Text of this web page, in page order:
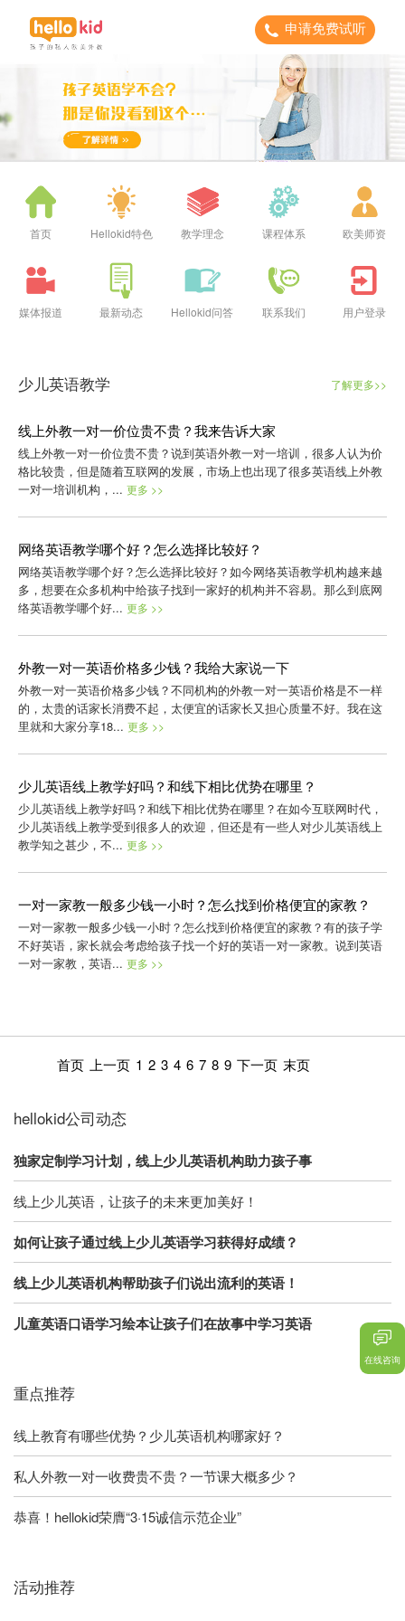
申请免费试听
首页 Hellokid特色 教学理念 课程体系 欧美师资
媒体报道 最新动态 Hellokid问答 联系我们 用户登录
少儿英语教学 了解更多>>
线上外教一对一价位贵不贵？我来告诉大家
线上外教一对一价位贵不贵？说到英语外教一对一培训，很多人认为价
格比较贵，但是随着互联网的发展，市场上也出现了很多英语线上外教
一对一培训机构，... 更多 >>
网络英语教学哪个好？怎么选择比较好？
网络英语教学哪个好？怎么选择比较好？如今网络英语教学机构越来越
多，想要在众多机构中给孩子找到一家好的机构并不容易。那么到底网
络英语教学哪个好... 更多 >>
外教一对一英语价格多少钱？我给大家说一下
外教一对一英语价格多少钱？不同机构的外教一对一英语价格是不一样
的，太贵的话家长消费不起，太便宜的话家长又担心质量不好。我在这
里就和大家分享18... 更多 >>
少儿英语线上教学好吗？和线下相比优势在哪里？
少儿英语线上教学好吗？和线下相比优势在哪里？在如今互联网时代，
少儿英语线上教学受到很多人的欢迎，但还是有一些人对少儿英语线上
教学知之甚少，不... 更多 >>
一对一家教一般多少钱一小时？怎么找到价格便宜的家教？
一对一家教一般多少钱一小时？怎么找到价格便宜的家教？有的孩子学
不好英语，家长就会考虑给孩子找一个好的英语一对一家教。说到英语
一对一家教，英语... 更多 >>
首页 上一页 1 2 3 4 6 7 8 9 下一页 末页
hellokid公司动态
独家定制学习计划，线上少儿英语机构助力孩子事
线上少儿英语，让孩子的未来更加美好！
如何让孩子通过线上少儿英语学习获得好成绩？
线上少儿英语机构帮助孩子们说出流利的英语！
儿童英语口语学习绘本让孩子们在故事中学习英语
重点推荐
线上教育有哪些优势？少儿英语机构哪家好？
私人外教一对一收费贵不贵？一节课大概多少？
恭喜！hellokid荣膺“3·15诚信示范企业”
活动推荐
在线咨询